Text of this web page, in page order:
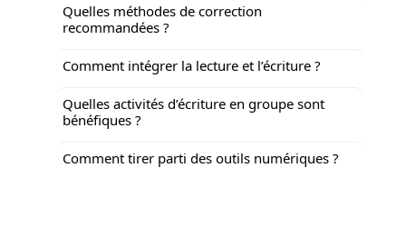
Quelles méthodes de correction
recommandées ?
Comment intégrer la lecture et l’écriture ?
Quelles activités d’écriture en groupe sont
bénéfiques ?
Comment tirer parti des outils numériques ?